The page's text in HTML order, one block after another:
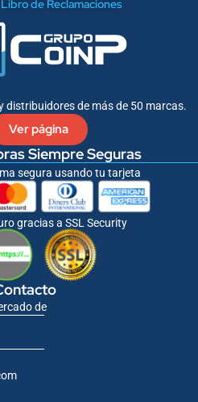
distribuidores de más de 50 marcas.
Ver página
Siempre Seguras
segura usando tu tarjeta
gracias a SSL Security
de
t
r
Libro de Reclamaciones